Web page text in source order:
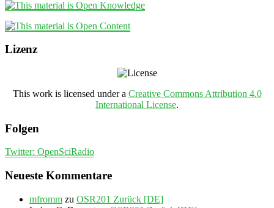
Lizenz
This work is licensed under a Creative Commons Attribution 4.0
International License.
Folgen
Twitter: OpenSciRadio
Neueste Kommentare
mfromm zu OSR201 Zurück [DE]